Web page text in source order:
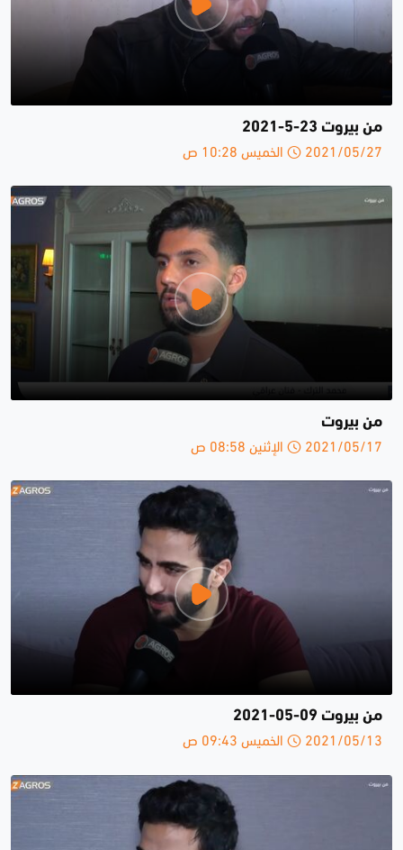
من بيروت 23-5-2021
2021/05/27 الخميس 10:28 ص
من بيروت
2021/05/17 الإثنين 08:58 ص
من بيروت 09-05-2021
2021/05/13 الخميس 09:43 ص